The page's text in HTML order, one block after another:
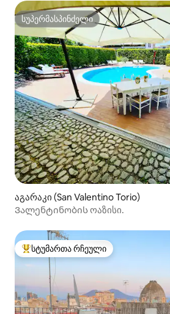
სუპერმასპინძელი
სუპერმასპინძელი
აგარაკი (San Valentino Torio)
Ვალენტინობის ოაზისი.
სტუმართა რჩეული მოწინავე ვარიანტი
სტუმართა რჩეული